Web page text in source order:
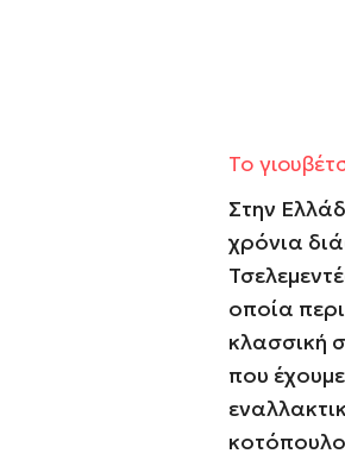
Το
Στην
χρόνια
οποία
κλασσική
που
κοτόπουλο